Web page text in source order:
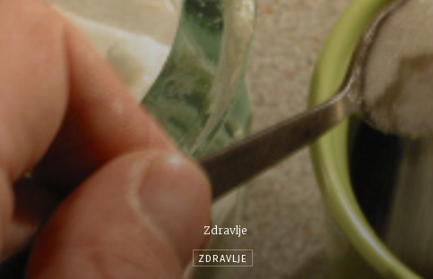
Zdravlje
ZDRAVLJE